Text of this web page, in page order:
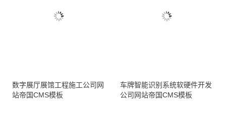
数字展厅展馆工程施工公司网
站帝国CMS模板
车牌智能识别系统软硬件开发
公司网站帝国CMS模板